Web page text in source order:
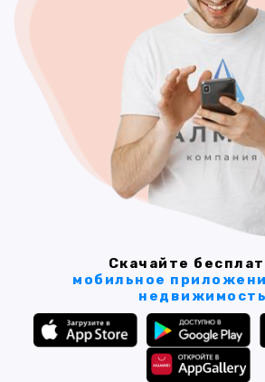
Скачайте
мобильное
недвижимость